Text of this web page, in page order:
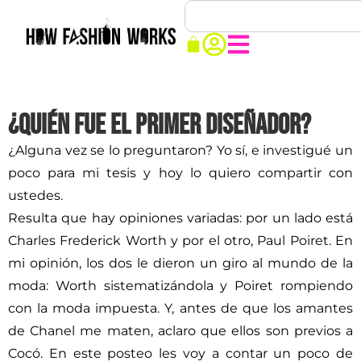
¿Quién fue el primer diseñador?
¿Alguna vez se lo preguntaron? Yo sí, e investigué un
poco para mi tesis y hoy lo quiero compartir con
ustedes.
Resulta que hay opiniones variadas: por un lado está
Charles Frederick Worth y por el otro, Paul Poiret. En
mi opinión, los dos le dieron un giro al mundo de la
moda: Worth sistematizándola y Poiret rompiendo
con la moda impuesta. Y, antes de que los amantes
de Chanel me maten, aclaro que ellos son previos a
Cocó. En este posteo les voy a contar un poco de